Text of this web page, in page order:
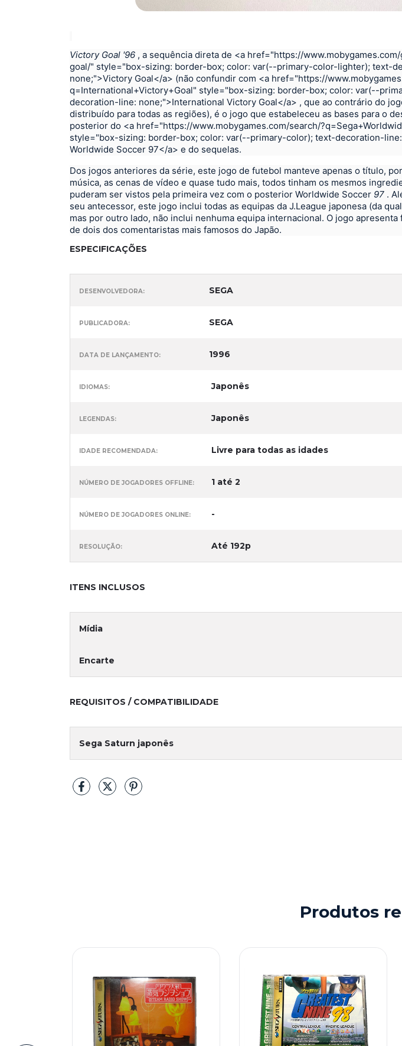
Victory Goal '96 , a sequência direta de <a href="https://
goal/" style="box-sizing: border-box; color: var(--primary-color-lighter); text-
none;">Victory Goal</a> (não confundir com <a href="https://
q=International+Victory+Goal" style="box-sizing: border-box; color: var(--
decoration-line: none;">International Victory Goal</a> , que ao contrário do
distribuído para todas as regiões), é o jogo que estabeleceu as bases para o
posterior do <a href="https://www.mobygames.com/search/
style="box-sizing: border-box; color: var(--primary-color); text-decoration-
Worldwide Soccer 97</a> e do sequelas.
Dos jogos anteriores da série, este jogo de futebol manteve apenas o título,
música, as cenas de vídeo e quase tudo mais, todos tinham os mesmos
puderam ser vistos pela primeira vez com o posterior Worldwide Soccer 97 .
seu antecessor, este jogo inclui todas as equipas da J.League japonesa (da
mas por outro lado, não inclui nenhuma equipa internacional. O jogo apresenta
de dois dos comentaristas mais famosos do Japão.
ESPECIFICAÇÕES
DESENVOLVEDORA: SEGA
PUBLICADORA: SEGA
DATA DE LANÇAMENTO: 1996
IDIOMAS: Japonês
LEGENDAS: Japonês
IDADE RECOMENDADA: Livre para todas as idades
NÚMERO DE JOGADORES OFFLINE: 1 até 2
NÚMERO DE JOGADORES ONLINE: -
RESOLUÇÃO: Até 192p
ITENS INCLUSOS
Mídia
Encarte
REQUISITOS / COMPATIBILIDADE
Sega Saturn japonês
Produtos